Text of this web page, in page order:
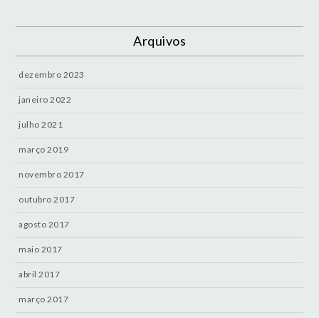
Arquivos
dezembro 2023
janeiro 2022
julho 2021
março 2019
novembro 2017
outubro 2017
agosto 2017
maio 2017
abril 2017
março 2017